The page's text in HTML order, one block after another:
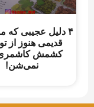
۴ دلیل عجیبی که
قدیمی هنوز از
کشمش کاشمری
نمی‌شن!